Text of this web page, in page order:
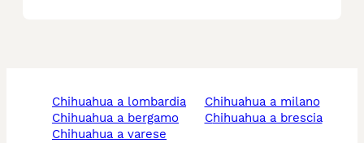
chihuahua a lombardia
chihuahua a bergamo
chihuahua a varese
chihuahua a milano
chihuahua a brescia